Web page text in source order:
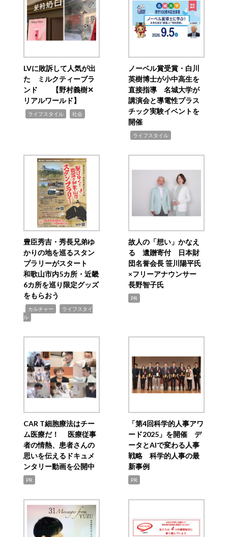
LVに敗訴して人気が出
た ミルクティーブラ
ンド 【野村義樹✕
リアルワールド】
ライフスタイル 社会
ノーベル賞受賞・白川
英樹博士が小中高生を
直接指導 名城大学が
講演会と導電性プラス
チック実験イベントを
開催
ライフスタイル
豊臣秀吉・秀長兄弟ゆ
かりの地を巡るスタン
プラリーがスタート
和歌山市内5カ所・近畿
6カ所を巡り限定グッズ
をもらおう
カルチャー
ライフスタイ
ル
故人の「想い」かなえ
る 遺贈寄付 日本財
団名誉会長 笹川陽平氏
×フリーアナウンサー
長野智子氏
PR
CAR T細胞療法はチー
ム医療だ！ 医療従事
者の情熱、患者さんの
思いを伝えるドキュメ
ンタリー動画を公開中
PR
「第4回科学的人事アワ
ード2025」を開催 デ
ータとAIで変わる人事
戦略 科学的人事の最
新事例
PR